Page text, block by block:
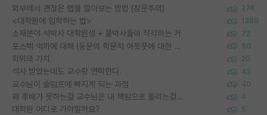
외부에서 괜찮은 랩을 알아보는 방법 (장문주의) 274
<대학원에 입학하는 법> 1388
소재분야 석박사 대학원생 + 물박사들이 착각하는 거 72
포스텍 억까에 대해 (동문의 학문적 아웃풋에 대한 반박) 50
학위의 가치 20
석사 받았는데도 교수랑 연락한다. 43
교수님이 슬럼프에 빠지게 되는 과정 40
왜 후배가 못하는걸 교수님은 내 책임으로 돌리는걸까요? 4
대학원 어디로 가야할까요? 5